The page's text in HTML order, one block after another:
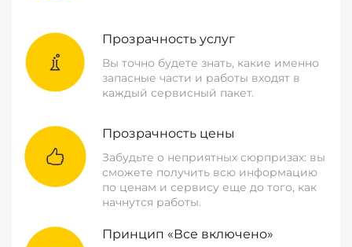
Прозрачность услуг
Вы точно будете знать, какие именно
запасные части и работы входят в
каждый сервисный пакет.
Прозрачность цены
Забудьте о неприятных сюрпризах: вы
сможете получить всю информацию
по ценам и сервису еще до того, как
начнутся работы.
Принцип «Все включено»